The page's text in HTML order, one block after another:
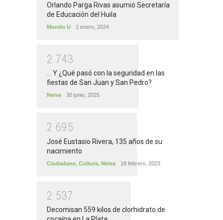
Orlando Parga Rivas asumió Secretaría
de Educación del Huila
Mundo U 2 enero, 2024
2 743
... Y ¿Qué pasó con la seguridad en las
fiestas de San Juan y San Pedro?
Neiva 30 junio, 2025
2 695
José Eustasio Rivera, 135 años de su
nacimiento
Ciudadano, Cultura, Neiva 18 febrero, 2023
2 537
Decomisan 559 kilos de clorhidrato de